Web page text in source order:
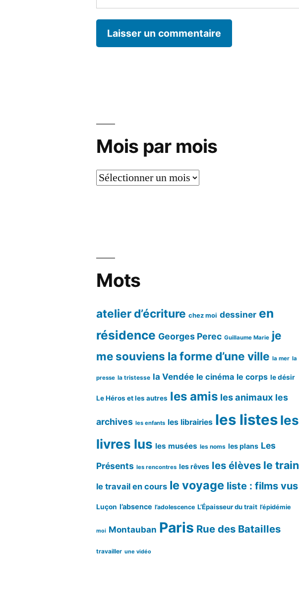
Mois par mois
Mois
Mots
atelier d’écriture chez moi dessiner en
résidence Georges Perec Guillaume Marie je
me souviens la forme d’une ville la mer la
presse la tristesse la Vendée le cinéma le corps le désir
Le Héros et les autres les amis les animaux les
archives les enfants les librairies les listesles
livres lus les musées les noms les plans Les
Présents les rencontres les rêves les élèves le train
le travail en cours le voyage liste : films vus
Luçon l’absence l’adolescence L’Épaisseur du trait l’épidémie
moi Montauban Paris Rue des Batailles
travailler une vidéo